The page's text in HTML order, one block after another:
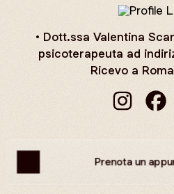
• Dott.ssa Valentina
psicoterapeuta ad
Ricevo a
Prenota un